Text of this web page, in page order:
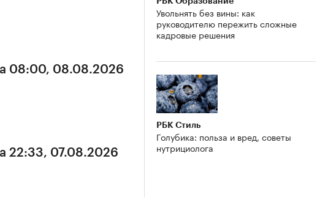
08:00, 08.08.2026
22:33, 07.08.2026
Увольнять без вины: как
руководителю пережить сложные
кадровые решения
РБК Стиль
Голубика: польза и вред, советы
нутрициолога